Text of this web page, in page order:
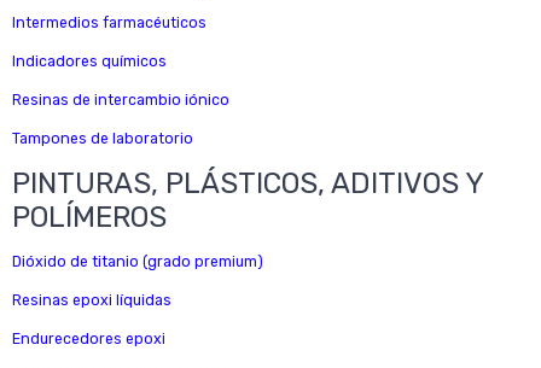
Intermedios farmacéuticos
Indicadores químicos
Resinas de intercambio iónico
Tampones de laboratorio
PINTURAS, PLÁSTICOS, ADITIVOS Y
POLÍMEROS
Dióxido de titanio (grado premium)
Resinas epoxi líquidas
Endurecedores epoxi